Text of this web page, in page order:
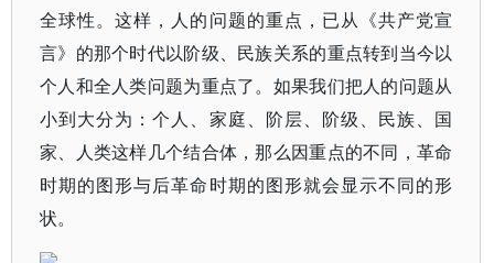
全球性。这样，人的问题的重点，已从《共产党宣
言》的那个时代以阶级、民族关系的重点转到当今以
个人和全人类问题为重点了。如果我们把人的问题从
小到大分为：个人、家庭、阶层、阶级、民族、国
家、人类这样几个结合体，那么因重点的不同，革命
时期的图形与后革命时期的图形就会显示不同的形
状。